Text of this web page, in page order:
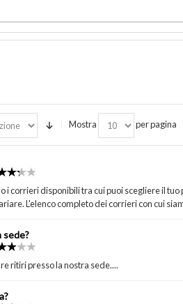
Mostra per pagina
i corrieri disponibili tra cui puoi scegliere il
L'elenco completo dei corrieri con cui
sede?
ritiri presso la nostra sede....